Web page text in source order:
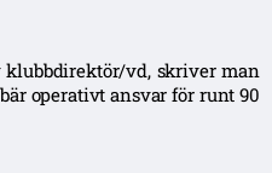
vd, skriver man
operativt ansvar för runt 90